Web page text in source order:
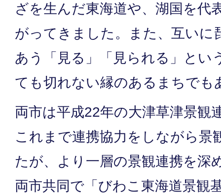
ざを生んだ東海道や、湖国を代
がってきました。また、互いに
あう「見る」「見られる」とい
ても切れない縁のあるまちでも
両市は平成22年の大津草津景観
これまで連携協力をしながら景
たが、より一層の景観連携を深
両市共同で「びわこ東海道景観